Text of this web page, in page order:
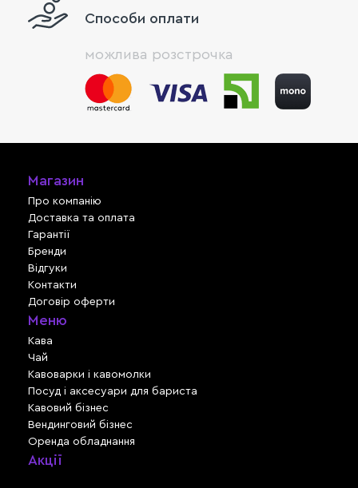
Способи оплати
можлива розстрочка
Магазин
Про компанію
Доставка та оплата
Гарантії
Бренди
Відгуки
Контакти
Договір оферти
Меню
Кава
Чай
Кавоварки і кавомолки
Посуд і аксесуари для бариста
Кавовий бізнес
Вендинговий бізнес
Оренда обладнання
Акції